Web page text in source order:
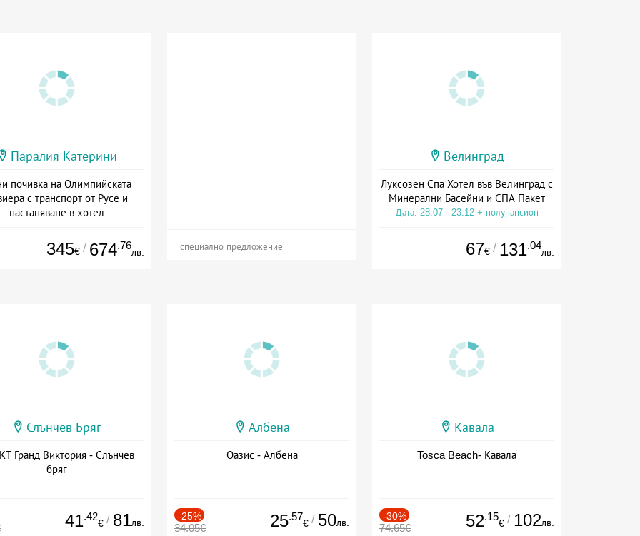
Паралия Катерини
почивка на Олимпийската
с транспорт от Русе и
настаняване в хотел
345€ / 674.76
лв. специално предложение
Велинград
Луксозен Спа Хотел във Велинград с
Минерални Басейни и СПА Пакет
Дата: 28.07 - 23.12 + полупансион
67€ / 131.04
лв.
Слънчев Бряг
Гранд Виктория - Слънчев
бряг
41.42
€ / 81лв.
Албена
Оазис - Албена
-25%
34.05€ 25.57
€ / 50лв.
Кавала
Tosca Beach- Кавала
-30%
74.65€ 52.15
€ / 102лв.